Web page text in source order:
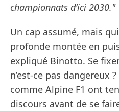
championnats d’ici 2030."
Un cap assumé, mais
profonde montée en
expliqué Binotto. Se
n’est-ce pas dangereux
comme Alpine F1 ont
discours avant de se